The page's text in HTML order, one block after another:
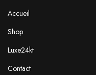
Accueil
Shop
Luxe24kt
Contact